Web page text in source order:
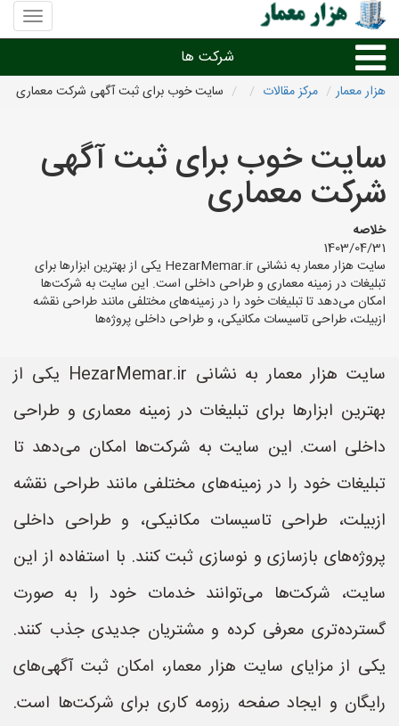
منوی
سایت
معمار
شرکت ها
دیگر امور معماری
شرکت های معماری شهرها
هزار معمار مرکز مقالات سایت خوب برای ثبت آگهی شرکت معماری
سایت خوب برای ثبت آگهی
شرکت معماری
خلاصه
1403/04/31
سایت هزار معمار به نشانی HezarMemar.ir یکی از بهترین ابزارها برای
تبلیغات در زمینه معماری و طراحی داخلی است. این سایت به شرکت‌ها
امکان می‌دهد تا تبلیغات خود را در زمینه‌های مختلفی مانند طراحی نقشه
ازبیلت، طراحی تاسیسات مکانیکی، و طراحی داخلی پروژه‌ها
سایت هزار معمار به نشانی HezarMemar.ir یکی از
بهترین ابزارها برای تبلیغات در زمینه معماری و طراحی
داخلی است. این سایت به شرکت‌ها امکان می‌دهد تا
تبلیغات خود را در زمینه‌های مختلفی مانند طراحی نقشه
ازبیلت، طراحی تاسیسات مکانیکی، و طراحی داخلی
پروژه‌های بازسازی و نوسازی ثبت کنند. با استفاده از این
سایت، شرکت‌ها می‌توانند خدمات خود را به صورت
گسترده‌تری معرفی کرده و مشتریان جدیدی جذب کنند.
یکی از مزایای سایت هزار معمار، امکان ثبت آگهی‌های
رایگان و ایجاد صفحه رزومه کاری برای شرکت‌ها است.